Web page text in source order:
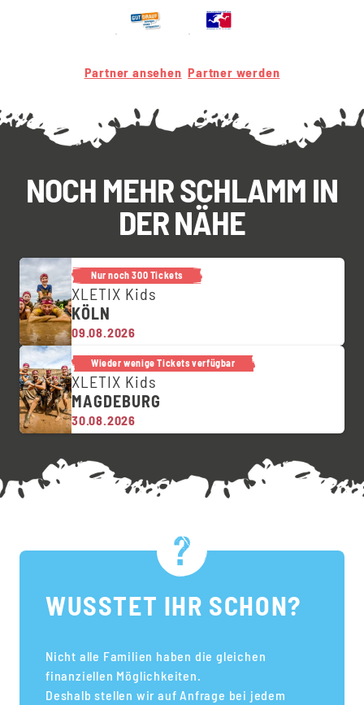
Partner ansehen Partner werden
NOCH MEHR SCHLAMM IN
DER NÄHE
Nur noch 300 Tickets
XLETIX Kids
KÖLN
09.08.2026
Wieder wenige Tickets verfügbar
XLETIX Kids
MAGDEBURG
30.08.2026
WUSSTET IHR SCHON?
Nicht alle Familien haben die gleichen
finanziellen Möglichkeiten.
Deshalb stellen wir auf Anfrage bei jedem